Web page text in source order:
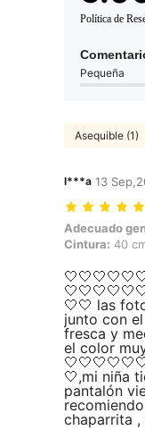
Política de
Pequeña
Asequible (1)
l***a 13
Adecuado
Adecuado
Cintura: 40
🤍🤍 las
junto con
fresca y
el color
🤍,mi niña
pantalón
chaparrita ,